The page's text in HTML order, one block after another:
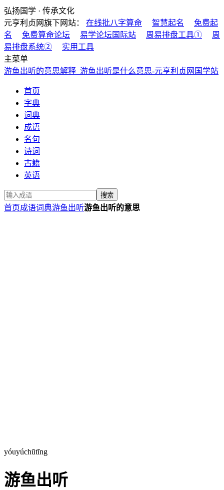
弘扬国学 · 传承文化
元亨利贞网旗下网站： 在线批八字算命 智慧起名
免费起
名
免费算命论坛 易学论坛国际站 周易排盘工具①
周
易排盘系统②
实用工具
主菜单
游鱼出听的意思解释_游鱼出听是什么意思-元亨利贞网国学站
首页
字典
词典
成语
名句
诗词
古籍
英语
首页成语词典游鱼出听游鱼出听的意思
yóuyúchūtīng
游鱼出听